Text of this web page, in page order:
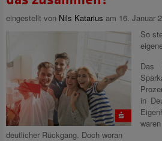
eingestellt von Nils Katarius am 16. Januar
So
Das
in
deutlicher Rückgang. Doch woran